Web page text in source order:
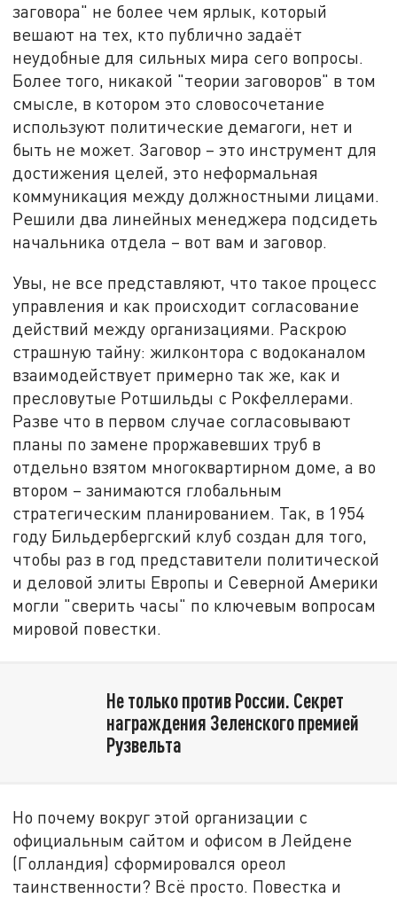
заговора" не более чем ярлык, который
вешают на тех, кто публично задаёт
неудобные для сильных мира сего вопросы.
Более того, никакой "теории заговоров" в том
смысле, в котором это словосочетание
используют политические демагоги, нет и
быть не может. Заговор – это инструмент для
достижения целей, это неформальная
коммуникация между должностными лицами.
Решили два линейных менеджера подсидеть
начальника отдела – вот вам и заговор.
Увы, не все представляют, что такое процесс
управления и как происходит согласование
действий между организациями. Раскрою
страшную тайну: жилконтора с водоканалом
взаимодействует примерно так же, как и
пресловутые Ротшильды с Рокфеллерами.
Разве что в первом случае согласовывают
планы по замене проржавевших труб в
отдельно взятом многоквартирном доме, а во
втором – занимаются глобальным
стратегическим планированием. Так, в 1954
году Бильдербергский клуб создан для того,
чтобы раз в год представители политической
и деловой элиты Европы и Северной Америки
могли "сверить часы" по ключевым вопросам
мировой повестки.
Не только против России. Секрет
награждения Зеленского премией
Рузвельта
Но почему вокруг этой организации с
официальным сайтом и офисом в Лейдене
(Голландия) сформировался ореол
таинственности? Всё просто. Повестка и